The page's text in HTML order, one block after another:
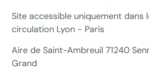
Site accessible uniquement dans
circulation Lyon - Paris
Aire de Saint-Ambreuil 71240
Grand